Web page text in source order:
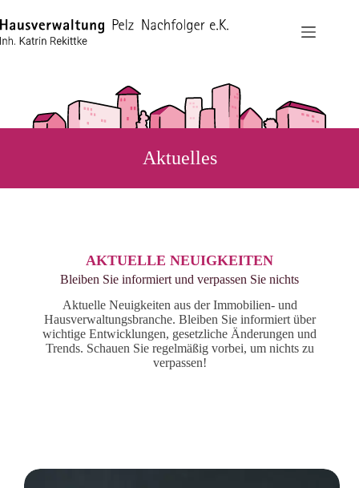
Inhalt
springen
Aktuelles
AKTUELLE NEUIGKEITEN
Bleiben Sie informiert und verpassen Sie nichts
Aktuelle Neuigkeiten aus der Immobilien- und
Hausverwaltungsbranche. Bleiben Sie informiert über
wichtige Entwicklungen, gesetzliche Änderungen und
Trends. Schauen Sie regelmäßig vorbei, um nichts zu
verpassen!